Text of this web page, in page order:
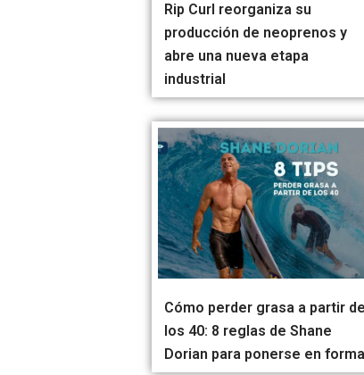
Rip Curl reorganiza su
producción de neoprenos y
abre una nueva etapa
industrial
Cómo perder grasa a partir
los 40: 8 reglas de Shane
Dorian para ponerse en forma